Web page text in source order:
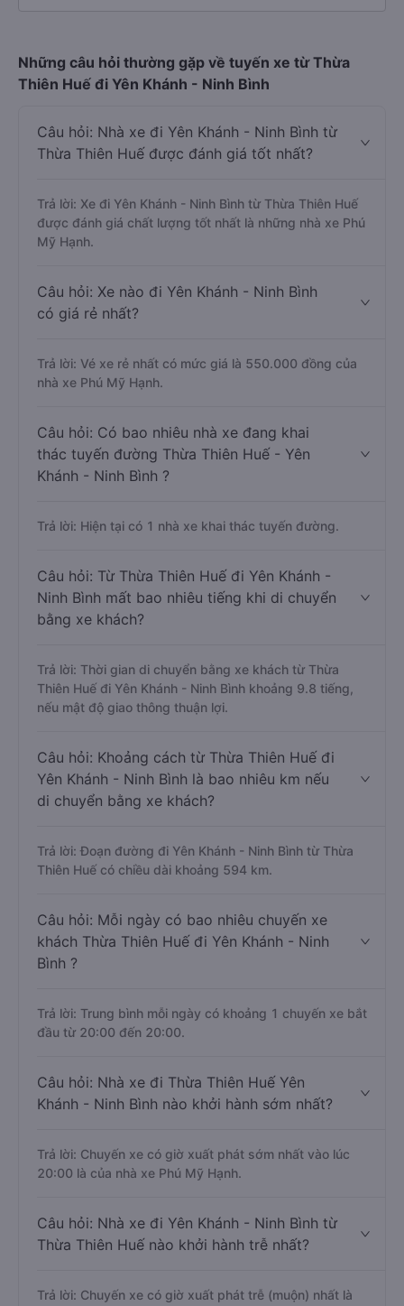
Những câu hỏi thường gặp về tuyến xe từ Thừa
Thiên Huế đi Yên Khánh - Ninh Bình
Câu hỏi: Nhà xe đi Yên Khánh - Ninh Bình từ
Thừa Thiên Huế được đánh giá tốt nhất?
Trả lời: Xe đi Yên Khánh - Ninh Bình từ Thừa Thiên Huế
được đánh giá chất lượng tốt nhất là những nhà xe Phú
Mỹ Hạnh.
Câu hỏi: Xe nào đi Yên Khánh - Ninh Bình
có giá rẻ nhất?
Trả lời: Vé xe rẻ nhất có mức giá là 550.000 đồng của
nhà xe Phú Mỹ Hạnh.
Câu hỏi: Có bao nhiêu nhà xe đang khai
thác tuyến đường Thừa Thiên Huế - Yên
Khánh - Ninh Bình ?
Trả lời: Hiện tại có 1 nhà xe khai thác tuyến đường.
Câu hỏi: Từ Thừa Thiên Huế đi Yên Khánh -
Ninh Bình mất bao nhiêu tiếng khi di chuyển
bằng xe khách?
Trả lời: Thời gian di chuyển bằng xe khách từ Thừa
Thiên Huế đi Yên Khánh - Ninh Bình khoảng 9.8 tiếng,
nếu mật độ giao thông thuận lợi.
Câu hỏi: Khoảng cách từ Thừa Thiên Huế đi
Yên Khánh - Ninh Bình là bao nhiêu km nếu
di chuyển bằng xe khách?
Trả lời: Đoạn đường đi Yên Khánh - Ninh Bình từ Thừa
Thiên Huế có chiều dài khoảng 594 km.
Câu hỏi: Mỗi ngày có bao nhiêu chuyến xe
khách Thừa Thiên Huế đi Yên Khánh - Ninh
Bình ?
Trả lời: Trung bình mỗi ngày có khoảng 1 chuyến xe bắt
đầu từ 20:00 đến 20:00.
Câu hỏi: Nhà xe đi Thừa Thiên Huế Yên
Khánh - Ninh Bình nào khởi hành sớm nhất?
Trả lời: Chuyến xe có giờ xuất phát sớm nhất vào lúc
20:00 là của nhà xe Phú Mỹ Hạnh.
Câu hỏi: Nhà xe đi Yên Khánh - Ninh Bình từ
Thừa Thiên Huế nào khởi hành trễ nhất?
Trả lời: Chuyến xe có giờ xuất phát trễ (muộn) nhất là